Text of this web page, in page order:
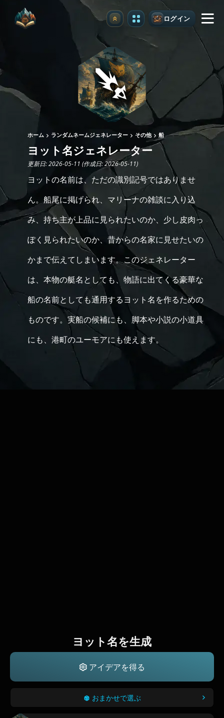
アップグレード ログイン
ホーム ランダムネームジェネレーター その他 船
ヨット名ジェネレーター
更新日: 2026-05-11 (作成日: 2026-05-11)
ヨットの名前は、ただの識別記号ではありませ
ん。船尾に掲げられ、マリーナの雑談に入り込
み、持ち主が上品に見られたいのか、少し皮肉っ
ぽく見られたいのか、昔からの名家に見せたいの
かまで伝えてしまいます。このジェネレーター
は、本物の艇名としても、物語に出てくる豪華な
船の名前としても通用するヨット名を作るための
ものです。実船の候補にも、脚本や小説の小道具
にも、港町のユーモアにも使えます。
ヨット名を生成
アイデアを得る
おまかせで選ぶ